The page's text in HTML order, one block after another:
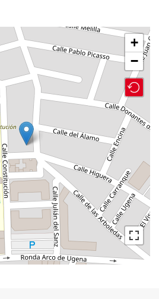
+
−